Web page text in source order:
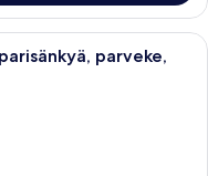
jossa on kaksi sänkyä,
parveke,